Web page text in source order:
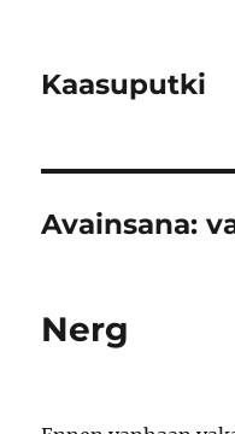
Kaasuputki
Avainsana:
Nerg